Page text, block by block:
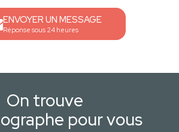
ENVOYER UN MESSAGE
Réponse sous 24 heures
On trouve
pour vous